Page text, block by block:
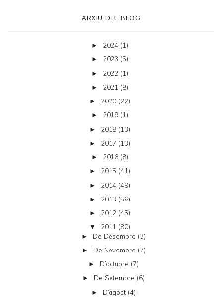
ARXIU DEL BLOG
► 2024 (1)
► 2023 (5)
► 2022 (1)
► 2021 (8)
► 2020 (22)
► 2019 (1)
► 2018 (13)
► 2017 (13)
► 2016 (8)
► 2015 (41)
► 2014 (49)
► 2013 (56)
► 2012 (45)
▼ 2011 (80)
► De Desembre (3)
► De Novembre (7)
► D’octubre (7)
► De Setembre (6)
► D’agost (4)